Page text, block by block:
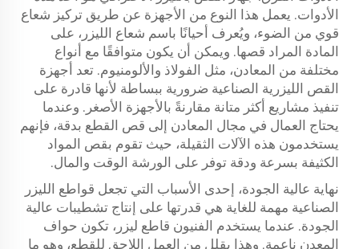
الأدوات. يعمل هذا النوع من الأجهزة عن طريق تركيز شعاع
قوي من الضوء، ويُعرف أحيانًا باسم شعاع الليزر، على
المادة المراد قصها. ويمكن أن يكون متوافقًا مع أنواع
مختلفة من المعادن، مثل الفولاذ والألومنيوم. تعد أجهزة
القص الليزرية الصناعية ضرورية ببساطة لأنها قادرة على
تنفيذ مشاريع أكثر متانة مقارنةً بالأجهزة الأصغر. وعندما
يحتاج العمال في مجال المعادن إلى قص القطع بدقة، فإنهم
يستخدمون هذه الآلات الثقيلة، حيث تقوم بقص المواد
الكثيفة بسرعة ودقة توفر على الورشة الوقت والمال.
نهاية عالية الجودة، إحدى الأسباب التي تجعل قواطع الليزر
الصناعية مهمة للغاية هي قدرتها على إنتاج تشطيبات عالية
الجودة. عندما يستخدم الفنيون قاطع ليزر، تكون حواف
المعدن ناعمة. وهذا يقلل من العمل اللاحق للقطع، وهو ما